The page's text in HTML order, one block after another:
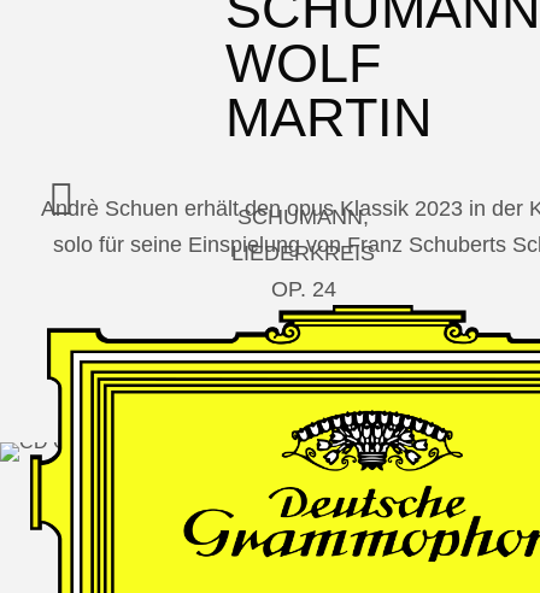
WOLF
MARTIN
SCHUMANN,
LIEDERKREIS
OP. 24
SECHS
MONOLOGE
AUS
JEDERMANN
GESÄNGE
DES
Andrè Schuen erhält den opus Klassik 2023 in der
solo für seine Einspielung von Franz Schuberts